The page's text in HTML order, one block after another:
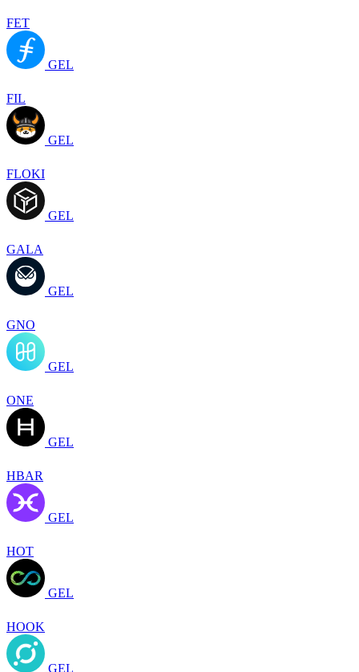
FET
GEL
FIL
GEL
FLOKI
GEL
GALA
GEL
GNO
GEL
ONE
GEL
HBAR
GEL
HOT
GEL
HOOK
GEL